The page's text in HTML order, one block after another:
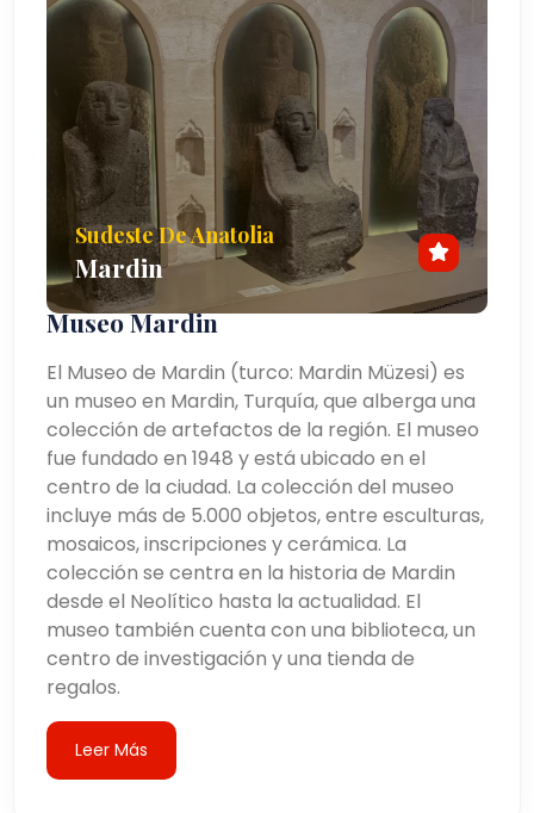
Sudeste De Anatolia
Mardin
Museo Mardin
El Museo de Mardin (turco: Mardin Müzesi) es
un museo en Mardin, Turquía, que alberga una
colección de artefactos de la región. El museo
fue fundado en 1948 y está ubicado en el
centro de la ciudad. La colección del museo
incluye más de 5.000 objetos, entre esculturas,
mosaicos, inscripciones y cerámica. La
colección se centra en la historia de Mardin
desde el Neolítico hasta la actualidad. El
museo también cuenta con una biblioteca, un
centro de investigación y una tienda de
regalos.
Leer Más